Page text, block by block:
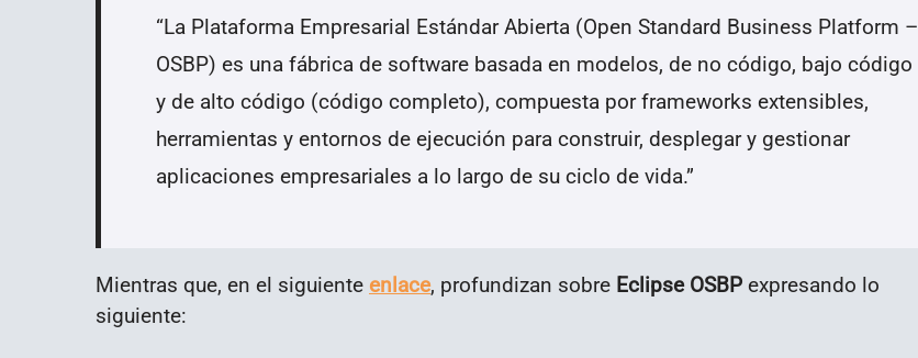
“La Plataforma Empresarial Estándar Abierta (Open Standard Business Platform –
OSBP) es una fábrica de software basada en modelos, de no código, bajo código
y de alto código (código completo), compuesta por frameworks extensibles,
herramientas y entornos de ejecución para construir, desplegar y gestionar
aplicaciones empresariales a lo largo de su ciclo de vida.”
Mientras que, en el siguiente enlace, profundizan sobre Eclipse OSBP expresando lo
siguiente: